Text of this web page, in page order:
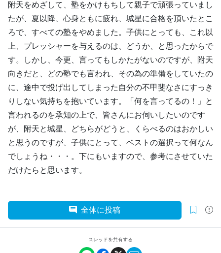
附天をめざして、塾をかけもちして親子で頑張っていまし
たが、夏以降、心身ともに疲れ、城星に合格を頂いたとこ
ろで、すべての塾をやめました。子供にとっても、これ以
上、プレッシャーを与えるのは、どうか、と思ったからで
す。しかし、今更、言ってもしかたがないのですが、附天
向きだと、どの塾でも言われ、その為の準備をしていたの
に、途中で投げ出してしまった自分の不甲斐なさにすっき
りしない気持ちを抱いています。「何を言ってるの！」と
言われるのを承知の上で、皆さんにお伺いしたいのです
が、附天と城星、どちらがどうと、くらべるのはおかしい
と思うのですが、子供にとって、ベストの選択って何なん
でしょうね・・・。下にもいますので、参考にさせていた
だけたらと思います。
全体に投稿
スレッドを共有する